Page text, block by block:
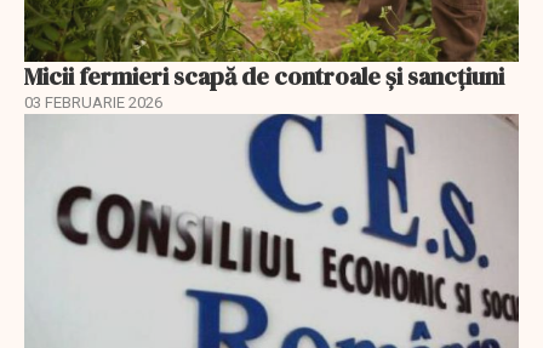
Micii fermieri scapă de controale și sancțiuni
03 FEBRUARIE 2026